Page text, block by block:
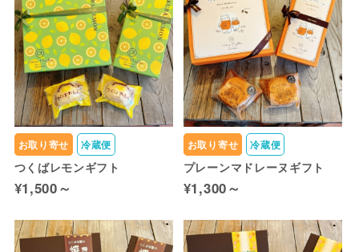
お取り寄せ 冷蔵便
つくばレモンギフト
¥1,500～
お取り寄せ 冷蔵便
プレーンマドレーヌギフト
¥1,300～